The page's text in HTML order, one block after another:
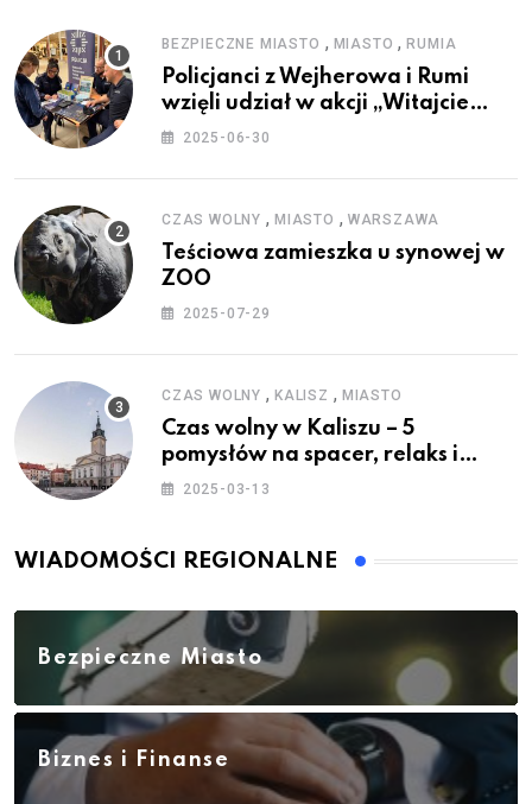
BEZPIECZNE MIASTO , MIASTO ,RUMIA
Policjanci z Wejherowa i Rumi
wzięli udział w akcji „Witajcie
Wakacje”
2025-06-30
CZAS WOLNY , MIASTO , WARSZAWA
Teściowa zamieszka u synowej w
ZOO
2025-07-29
CZAS WOLNY , KALISZ , MIASTO
Czas wolny w Kaliszu – 5
pomysłów na spacer, relaks i
rodzinne atrakcje
2025-03-13
WIADOMOŚCI REGIONALNE
Bezpieczne Miasto
Biznes i Finanse